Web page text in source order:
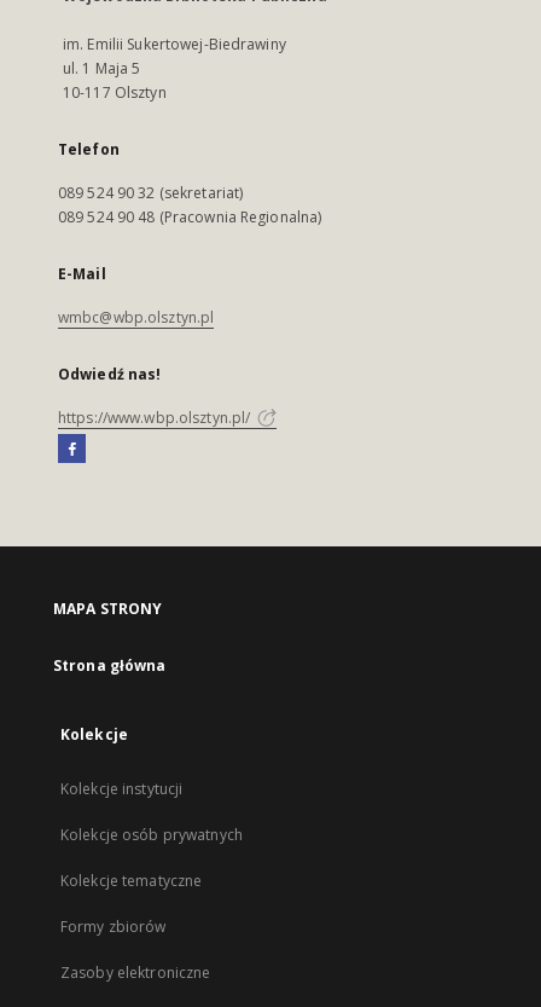
im. Emilii Sukertowej-Biedrawiny
ul. 1 Maja 5
10-117 Olsztyn
Telefon
089 524 90 32 (sekretariat)
089 524 90 48 (Pracownia Regionalna)
E-Mail
wmbc@wbp.olsztyn.pl
Odwiedź nas!
https://www.wbp.olsztyn.pl/
MAPA STRONY
Strona główna
Kolekcje
Kolekcje instytucji
Kolekcje osób prywatnych
Kolekcje tematyczne
Formy zbiorów
Zasoby elektroniczne